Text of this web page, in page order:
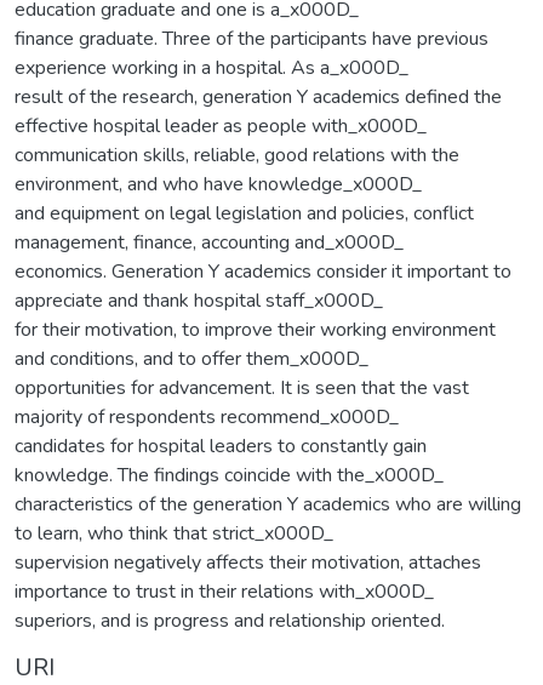
education graduate and one is a_x000D_
finance graduate. Three of the participants have previous
experience working in a hospital. As a_x000D_
result of the research, generation Y academics defined the
effective hospital leader as people with_x000D_
communication skills, reliable, good relations with the
environment, and who have knowledge_x000D_
and equipment on legal legislation and policies, conflict
management, finance, accounting and_x000D_
economics. Generation Y academics consider it important to
appreciate and thank hospital staff_x000D_
for their motivation, to improve their working environment
and conditions, and to offer them_x000D_
opportunities for advancement. It is seen that the vast
majority of respondents recommend_x000D_
candidates for hospital leaders to constantly gain
knowledge. The findings coincide with the_x000D_
characteristics of the generation Y academics who are willing
to learn, who think that strict_x000D_
supervision negatively affects their motivation, attaches
importance to trust in their relations with_x000D_
superiors, and is progress and relationship oriented.
URI